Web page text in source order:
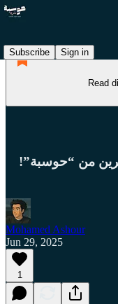
Subscribe
Sign in
Read
من “حوسبة”!
Mohamed Ashour
Jun 29, 2025
1